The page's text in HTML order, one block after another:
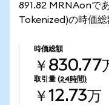
891.82 MRNAonで
Tokenized)の時価総
時価総額
￥830.77
取引量 (24時間)
￥12.73万